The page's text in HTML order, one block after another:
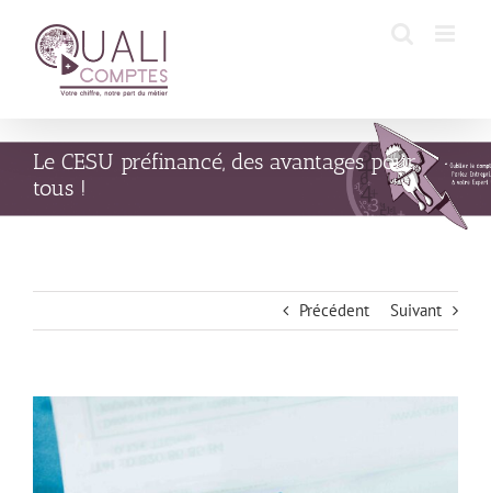
contenu
Le CESU préfinancé, des avantages pour
tous !
Précédent Suivant
Voir
l'image
agrandie